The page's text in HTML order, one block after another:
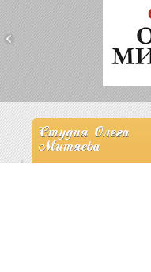
Студия Олега
Митяева